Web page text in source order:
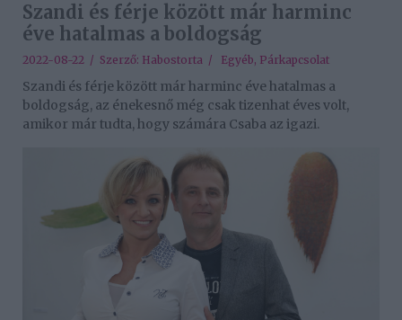
Szandi és férje között már harminc
éve hatalmas a boldogság
2022-08-22 / Szerző: Habostorta / Egyéb, Párkapcsolat
Szandi és férje között már harminc éve hatalmas a
boldogság, az énekesnő még csak tizenhat éves volt,
amikor már tudta, hogy számára Csaba az igazi.